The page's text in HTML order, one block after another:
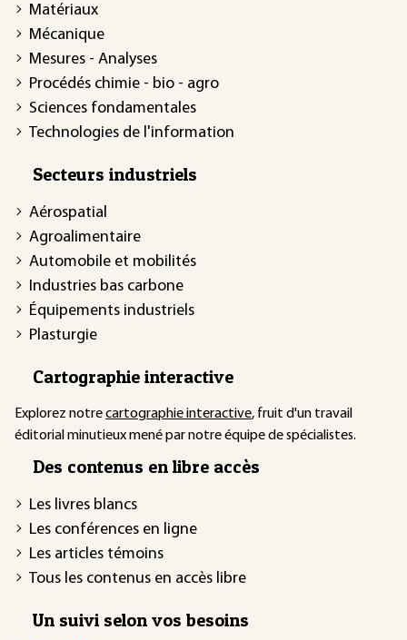
Matériaux
Mécanique
Mesures - Analyses
Procédés chimie - bio - agro
Sciences fondamentales
Technologies de l'information
Secteurs industriels
Aérospatial
Agroalimentaire
Automobile et mobilités
Industries bas carbone
Équipements industriels
Plasturgie
Cartographie interactive
Explorez notrecartographie interactive, fruit d'un travail
éditorial minutieux mené par notre équipe de spécialistes.
Des contenus en libre accès
Les livres blancs
Les conférences en ligne
Les articles témoins
Tous les contenus en accès libre
Un suivi selon vos besoins